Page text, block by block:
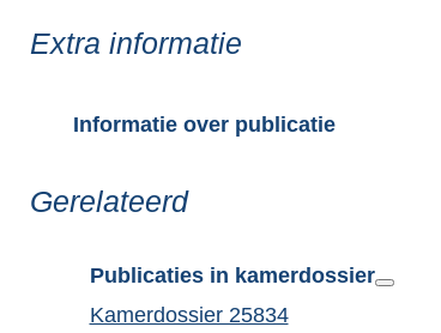
Toon
Extra informatie
Informatie over publicatie
Toon
Gerelateerd
Publicaties in kamerdossier
Kamerdossier 25834